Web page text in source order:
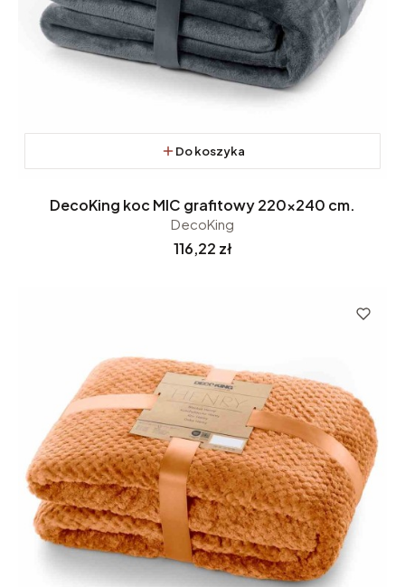
Do koszyka
DecoKing koc MIC grafitowy 220x240 cm.
DecoKing
Cena
116,22 zł